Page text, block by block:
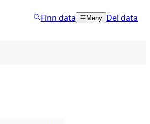
Finn data Meny Del data